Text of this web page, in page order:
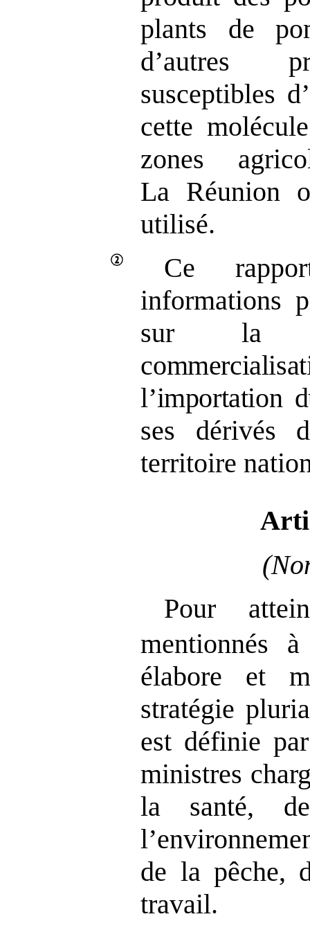
plants de
d’autres
susceptibles
cette
zones
La Réunion
utilisé.
Ce
informations
sur
l’importation
ses dérivés
territoire
Pour
mentionnés
élabore et
stratégie
est définie
ministres
la santé,
de la pêche,
travail.